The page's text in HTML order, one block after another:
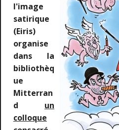
l'image
satirique
(Eiris)
organise
dans la
bibliothèq
ue
Mitterran
d un
colloque